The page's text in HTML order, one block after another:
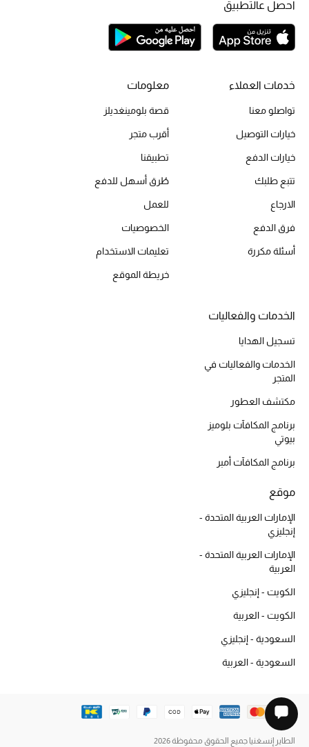
خدمات العملاء
تواصلو معنا
خيارات التوصيل
خيارات الدفع
تتبع طلبك
الارجاع
فرق الدفع
أسئلة مكررة
معلومات
قصة بلومينغديلز
أقرب متجر
تطبيقنا
طُرق أسهل للدفع
للعمل
الخصوصيات
تعليمات الاستخدام
خريطة الموقع
الخدمات والفعاليات
تسجيل الهدايا
الخدمات والفعاليات في
المتجر
مكتشف العطور
برنامج المكافآت بلوميز
بيوتي
برنامج المكافآت أمبر
موقع
الإمارات العربية المتحدة -
إنجليزي
الإمارات العربية المتحدة -
العربية
الكويت - إنجليزي
الكويت - العربية
السعودية - إنجليزي
السعودية - العربية
احصل عالتطبيق
الطاير إنسغنيا جميع الحقوق محفوظة 2026